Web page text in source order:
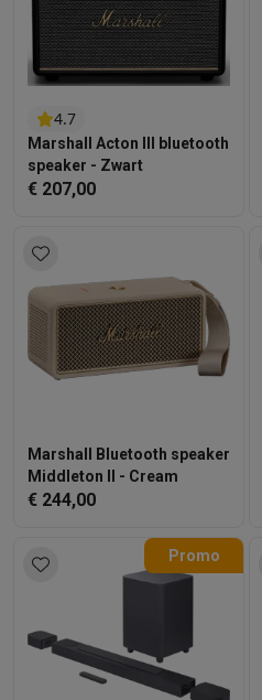
4.7
Marshall Acton III bluetooth
speaker - Zwart
€ 207,00
Marshall Bluetooth speaker
Middleton II - Cream
€ 244,00
Promo